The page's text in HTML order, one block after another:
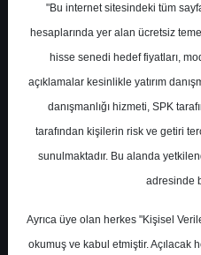
Ana Sayfa
Rapor Detay
TAVHL -
Ak Yatırım 25
"Bu internet sitesindeki tüm
hesaplarında yer alan ücretsiz
hisse senedi hedef fiyatları,
açıklamalar kesinlikle yatırım
danışmanlığı hizmeti, SPK
tarafından kişilerin risk ve getiri
sunulmaktadır. Bu alanda
adresinde
Ayrıca üye olan herkes "Kişisel
okumuş ve kabul etmiştir. Açılacak